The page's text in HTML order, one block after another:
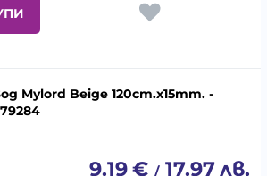
Mylord Beige 120cm.x15mm. -
9.19€ / 17.97лв.